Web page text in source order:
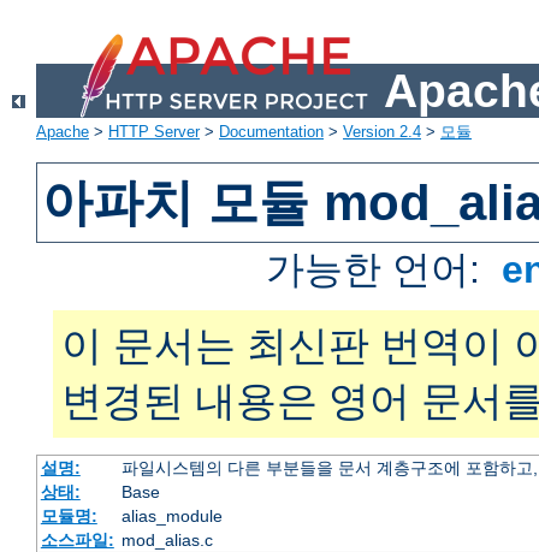
Apache > HTTP Server> Documentation > Version 2.4 > 모듈
아파치 모듈
가능한 언어:
이 문서는 최신판 번역이
변경된 내용은 영어 문서
설명:
파일시스템의 다른 부분들을 문서 계층구조에 포함하
상태:
Base
모듈명:
alias_module
소스파일: mod_alias.c